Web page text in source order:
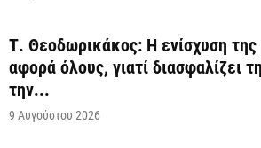
Τ. Θεοδωρικάκος: Η ενίσχυση της
αφορά όλους, γιατί διασφαλίζει
την...
9 Αυγούστου 2026